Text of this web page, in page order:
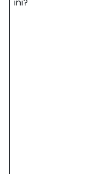
ini?